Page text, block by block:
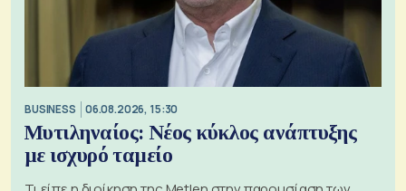
BUSINESS 06.08.2026, 15:30
Μυτιληναίος: Νέος κύκλος ανάπτυξης
με ισχυρό ταμείο